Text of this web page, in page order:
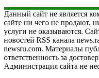
Данный сайт не является
сайте ни чего не продают,
услуги не оказываются.
новостей RSS канала
newsru.com. Материалы
ответственность за
Администрация сайта не